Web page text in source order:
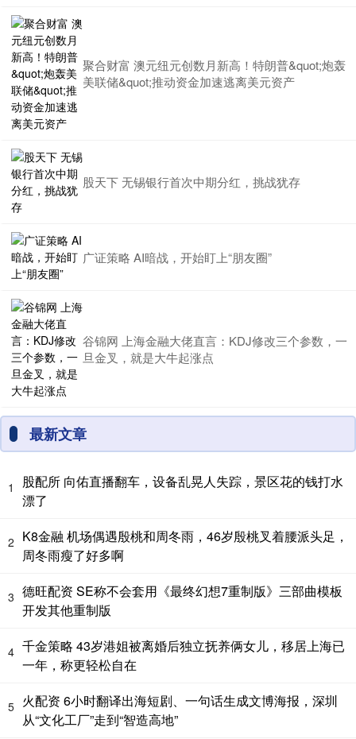
聚合财富 澳元纽元创数月新高！特朗普&quot;炮轰
美联储&quot;推动资金加速逃离美元资产
股天下 无锡银行首次中期分红，挑战犹存
广证策略 AI暗战，开始盯上“朋友圈”
谷锦网 上海金融大佬直言：KDJ修改三个参数，一
旦金叉，就是大牛起涨点
最新文章
1
股配所 向佑直播翻车，设备乱晃人失踪，景区花的钱打水
漂了
2 K8金融 机场偶遇殷桃和周冬雨，46岁殷桃叉着腰派头足，
周冬雨瘦了好多啊
3 德旺配资 SE称不会套用《最终幻想7重制版》三部曲模板
开发其他重制版
4 千金策略 43岁港姐被离婚后独立抚养俩女儿，移居上海已
一年，称更轻松自在
5 火配资 6小时翻译出海短剧、一句话生成文博海报，深圳
从“文化工厂”走到“智造高地”